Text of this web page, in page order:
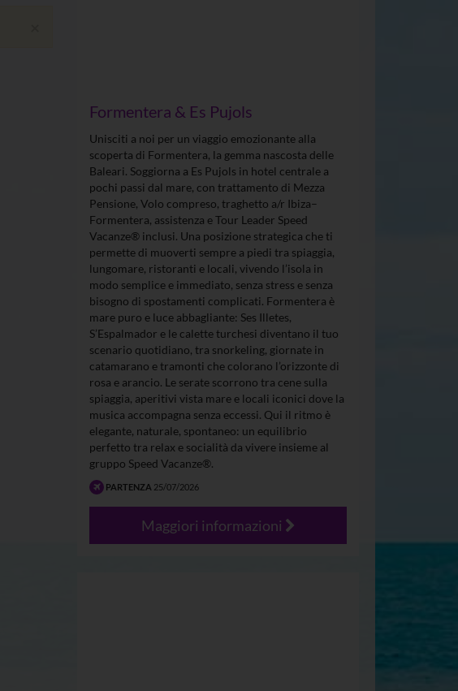
Formentera & Es Pujols
Unisciti a noi per un viaggio emozionante alla
scoperta di Formentera, la gemma nascosta delle
Baleari. Soggiorna a Es Pujols in hotel centrale a
pochi passi dal mare, con trattamento di Mezza
Pensione, Volo compreso, traghetto a/r Ibiza–
Formentera, assistenza e Tour Leader Speed
Vacanze® inclusi. Una posizione strategica che ti
permette di muoverti sempre a piedi tra spiaggia,
lungomare, ristoranti e locali, vivendo l’isola in
modo semplice e immediato, senza stress e senza
bisogno di spostamenti complicati. Formentera è
mare puro e luce abbagliante: Ses Illetes,
S’Espalmador e le calette turchesi diventano il tuo
scenario quotidiano, tra snorkeling, giornate in
catamarano e tramonti che colorano l’orizzonte di
rosa e arancio. Le serate scorrono tra cene sulla
spiaggia, aperitivi vista mare e locali iconici dove la
musica accompagna senza eccessi. Qui il ritmo è
elegante, naturale, spontaneo: un equilibrio
perfetto tra relax e socialità da vivere insieme al
gruppo Speed Vacanze®.
PARTENZA 25/07/2026
Maggiori informazioni